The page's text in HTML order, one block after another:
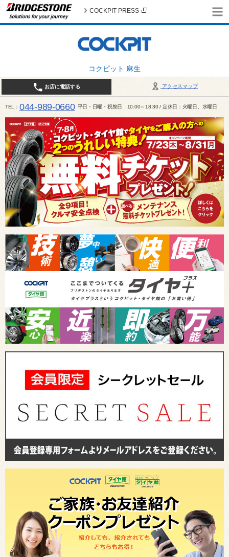
コクピット 麻生
COCKPIT PRESS
アクセスマップ
お店に電話する
TEL 044-989-0660 平日・日曜・祝祭日 10:00～18:30 / 定休日：火曜日、水曜日